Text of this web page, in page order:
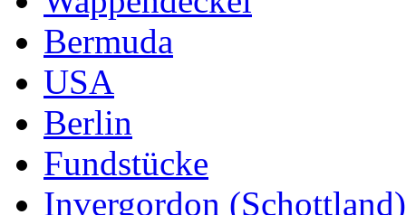
Bermuda
USA
Berlin
Fundstücke
Invergordon (Schottland)